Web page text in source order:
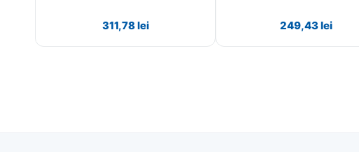
311,78lei 249,43lei